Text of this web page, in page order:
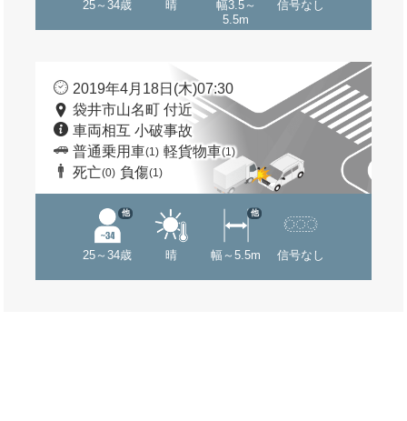
25～34歳 晴
幅3.5～
5.5m
信号なし
2019年4月18日(木)07:30
袋井市山名町 付近
車両相互 小破事故
普通乗用車(1) 軽貨物車(1)
死亡(0) 負傷(1)
25～34歳
他
晴 幅～5.5m
他
信号なし